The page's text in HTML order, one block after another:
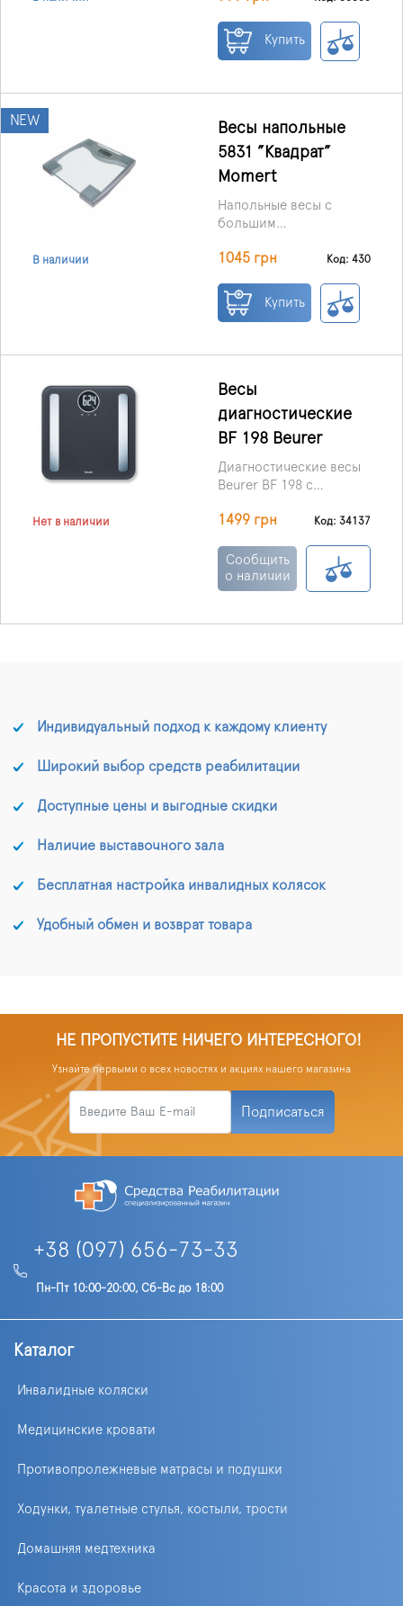
которая позволяет
легко пользоваться
устройством как
взрослым, так и детям.
измерительный прибор,
произведенный в
Купить
NEW
В наличии
Весы напольные
5831 ”Квадрат”
Momert
Напольные весы с
большим
200 кг.
Удобная технология
старт"!
1045 грн Код: 430
Купить
Нет в наличии
Весы
диагностические
BF 198 Beurer
Диагностические весы
Beurer BF 198 с
высокопрочного,
х 31 см) с 2 матовыми
стальными
электродами. Помимо
1499 грн Код: 34137
Сообщить
о наличии
Индивидуальный подход к каждому клиенту
Широкий выбор средств реабилитации
Доступные цены и выгодные скидки
Наличие выставочного зала
Бесплатная настройка инвалидных колясок
Удобный обмен и возврат товара
НЕ ПРОПУСТИТЕ НИЧЕГО ИНТЕРЕСНОГО!
Узнайте первыми о всех новостях и акциях нашего магазина
Подписаться
+38 (097) 656-73-33
Пн-Пт 10:00-20:00, Сб-Вс до 18:00
Каталог
Инвалидные коляски
Медицинские кровати
Противопролежневые матрасы и подушки
Ходунки, туалетные стулья, костыли, трости
Домашняя медтехника
Красота и здоровье